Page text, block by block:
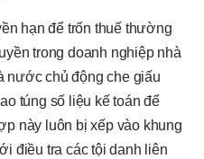
hạn để trốn thuế thường
trong doanh nghiệp nhà
nước chủ động che giấu
túng số liệu kế toán để
này luôn bị xếp vào khung
điều tra các tội danh liên